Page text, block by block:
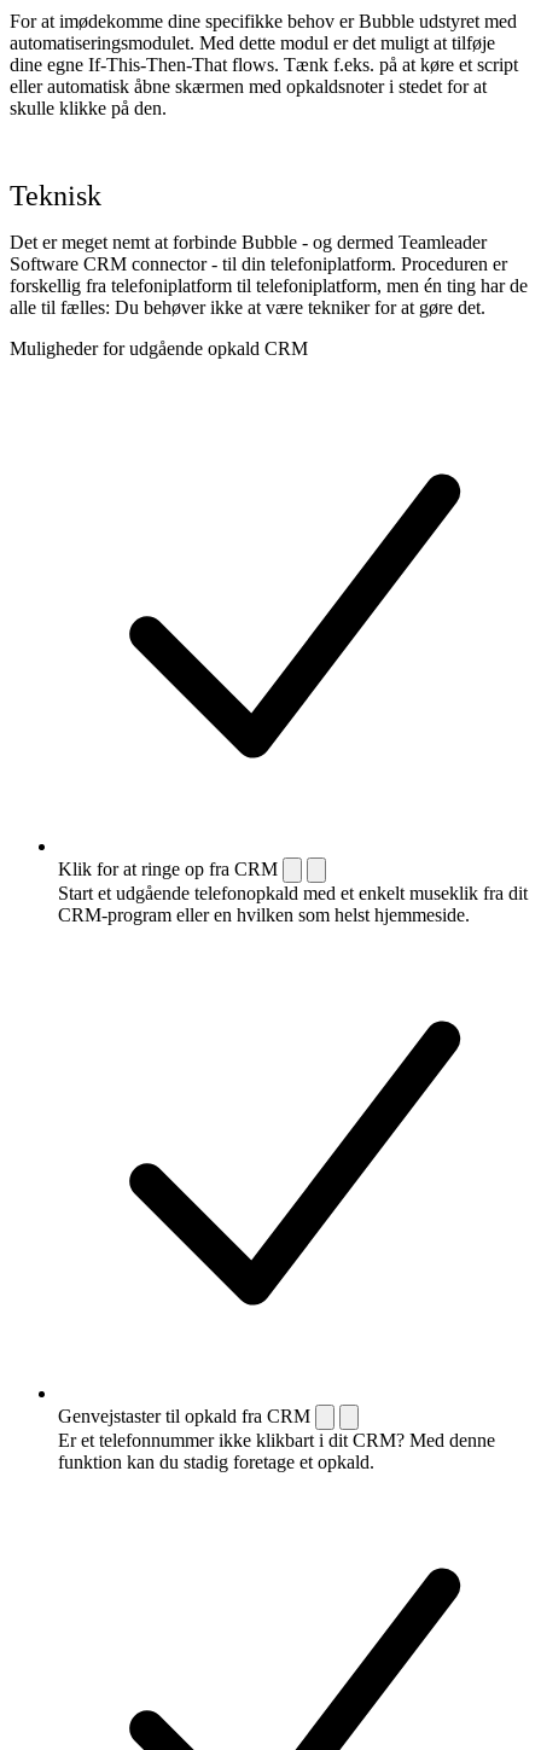
For at imødekomme dine specifikke behov er Bubble udstyret med
automatiseringsmodulet. Med dette modul er det muligt at tilføje
dine egne If-This-Then-That flows. Tænk f.eks. på at køre et script
eller automatisk åbne skærmen med opkaldsnoter i stedet for at
skulle klikke på den.
Teknisk
Det er meget nemt at forbinde Bubble - og dermed Teamleader
Software CRM connector - til din telefoniplatform. Proceduren er
forskellig fra telefoniplatform til telefoniplatform, men én ting har de
alle til fælles: Du behøver ikke at være tekniker for at gøre det.
Muligheder for udgående opkald CRM
Klik for at ringe op fra CRM
Start et udgående telefonopkald med et enkelt museklik fra dit
CRM-program eller en hvilken som helst hjemmeside.
Genvejstaster til opkald fra CRM
Er et telefonnummer ikke klikbart i dit CRM? Med denne
funktion kan du stadig foretage et opkald.